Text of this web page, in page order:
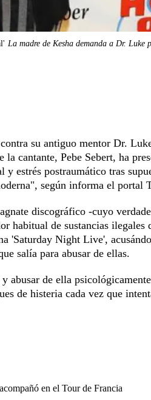
La madre de Kesha demanda a Dr. Luke
su antiguo mentor Dr.
cantante, Pebe Sebert, ha
estrés postraumático tras
según informa el portal
discográfico -cuyo
habitual de sustancias ilegales
'Saturday Night Live',
salía para abusar de ellas.
abusar de ella
de histeria cada vez que
en el Tour de Francia